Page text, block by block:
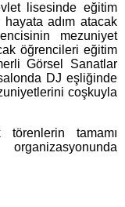
lisesinde eğitim
adım atacak
mezuniyet
öğrencileri eğitim
Görsel Sanatlar
DJ eşliğinde
coşkuyla
tamamı